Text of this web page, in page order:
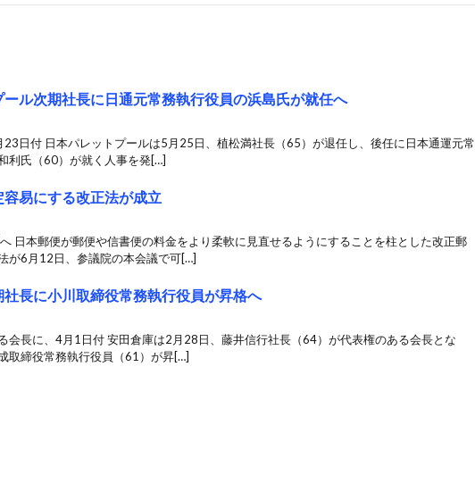
ール次期社長に日通元常務執行役員の浜島氏が就任へ
23日付 日本パレットプールは5月25日、植松満社長（65）が退任し、後任に日本通運元常
利氏（60）が就く人事を発[…]
易にする改正法が成立
日本郵便が郵便や信書便の料金をより柔軟に見直せるようにすることを柱とした改正郵
が6月12日、参議院の本会議で可[…]
長に小川取締役常務執行役員が昇格へ
会長に、4月1日付 安田倉庫は2月28日、藤井信行社長（64）が代表権のある会長とな
取締役常務執行役員（61）が昇[…]